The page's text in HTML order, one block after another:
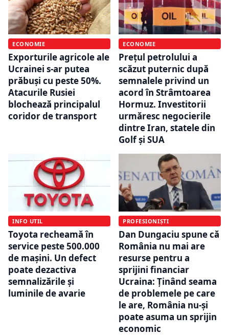
ECONOMIE
Exporturile agricole ale
Ucrainei s-ar putea
prăbuși cu peste 50%.
Atacurile Rusiei
blochează principalul
coridor de transport
ECONOMIE
Prețul petrolului a
scăzut puternic după
semnalele privind un
acord în Strâmtoarea
Hormuz. Investitorii
urmăresc negocierile
dintre Iran, statele din
Golf și SUA
INFO UTIL
Toyota recheamă în
service peste 500.000
de mașini. Un defect
poate dezactiva
semnalizările și
luminile de avarie
PROFESIONIȘTI
Dan Dungaciu spune că
România nu mai are
resurse pentru a
sprijini financiar
Ucraina: Ținând seama
de problemele pe care
le are, România nu-și
poate asuma un sprijin
economic